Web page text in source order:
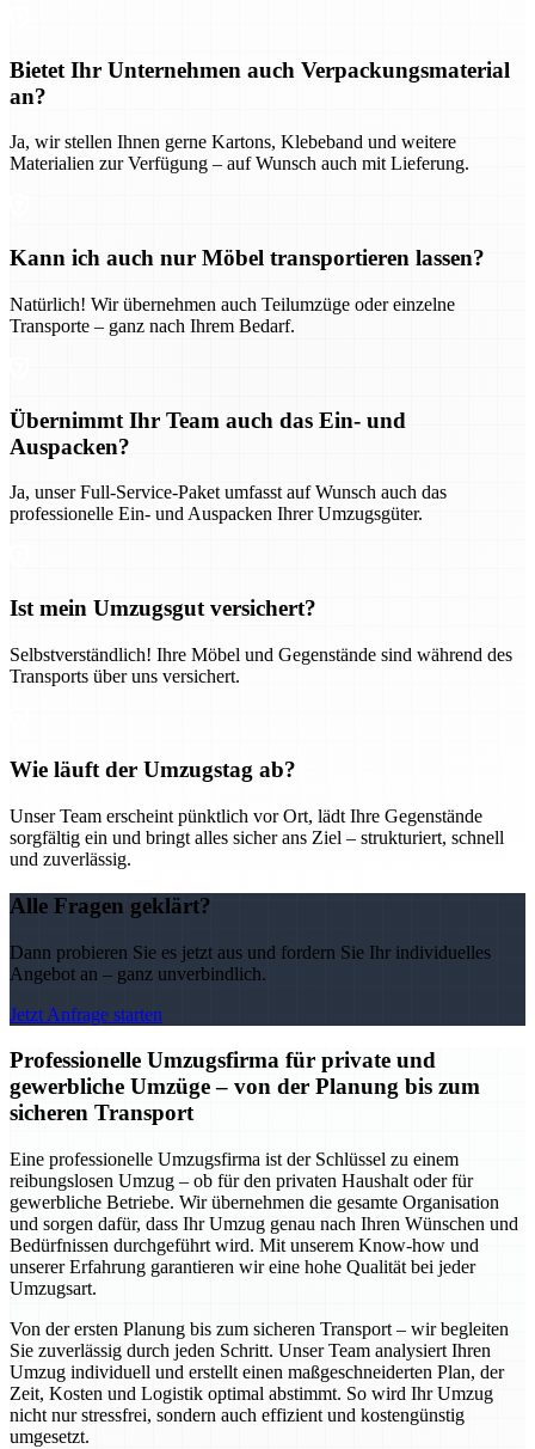
Bietet Ihr Unternehmen auch Verpackungsmaterial
an?
Ja, wir stellen Ihnen gerne Kartons, Klebeband und weitere
Materialien zur Verfügung – auf Wunsch auch mit Lieferung.
Kann ich auch nur Möbel transportieren lassen?
Natürlich! Wir übernehmen auch Teilumzüge oder einzelne
Transporte – ganz nach Ihrem Bedarf.
Übernimmt Ihr Team auch das Ein- und
Auspacken?
Ja, unser Full-Service-Paket umfasst auf Wunsch auch das
professionelle Ein- und Auspacken Ihrer Umzugsgüter.
Ist mein Umzugsgut versichert?
Selbstverständlich! Ihre Möbel und Gegenstände sind während des
Transports über uns versichert.
Wie läuft der Umzugstag ab?
Unser Team erscheint pünktlich vor Ort, lädt Ihre Gegenstände
sorgfältig ein und bringt alles sicher ans Ziel – strukturiert, schnell
und zuverlässig.
Alle Fragen geklärt?
Dann probieren Sie es jetzt aus und fordern Sie Ihr individuelles
Angebot an – ganz unverbindlich.
Jetzt Anfrage starten
Professionelle Umzugsfirma für private und
gewerbliche Umzüge – von der Planung bis zum
sicheren Transport
Eine professionelle Umzugsfirma ist der Schlüssel zu einem
reibungslosen Umzug – ob für den privaten Haushalt oder für
gewerbliche Betriebe. Wir übernehmen die gesamte Organisation
und sorgen dafür, dass Ihr Umzug genau nach Ihren Wünschen und
Bedürfnissen durchgeführt wird. Mit unserem Know-how und
unserer Erfahrung garantieren wir eine hohe Qualität bei jeder
Umzugsart.
Von der ersten Planung bis zum sicheren Transport – wir begleiten
Sie zuverlässig durch jeden Schritt. Unser Team analysiert Ihren
Umzug individuell und erstellt einen maßgeschneiderten Plan, der
Zeit, Kosten und Logistik optimal abstimmt. So wird Ihr Umzug
nicht nur stressfrei, sondern auch effizient und kostengünstig
umgesetzt.